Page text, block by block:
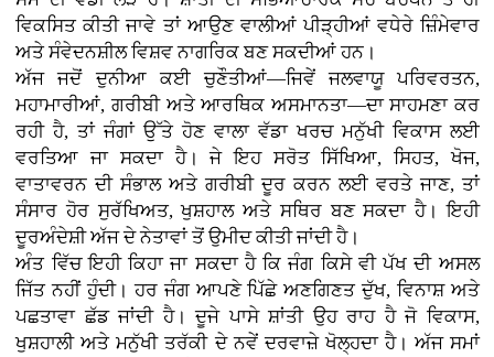
ਵਿਕਸਿਤ ਕੀਤੀ ਜਾਵੇ ਤਾਂ ਆਉਣ ਵਾਲੀਆਂ ਪੀੜ੍ਹੀਆਂ ਵਧੇਰੇ ਜ਼ਿੰਮੇਵਾਰ
ਅਤੇ ਸੰਵੇਦਨਸ਼ੀਲ ਵਿਸ਼ਵ ਨਾਗਰਿਕ ਬਣ ਸਕਦੀਆਂ ਹਨ।
ਅੱਜ ਜਦੋਂ ਦੁਨੀਆ ਕਈ ਚੁਣੌਤੀਆਂ—ਜਿਵੇਂ ਜਲਵਾਯੂ ਪਰਿਵਰਤਨ,
ਮਹਾਮਾਰੀਆਂ, ਗਰੀਬੀ ਅਤੇ ਆਰਥਿਕ ਅਸਮਾਨਤਾ—ਦਾ ਸਾਹਮਣਾ ਕਰ
ਰਹੀ ਹੈ, ਤਾਂ ਜੰਗਾਂ ਉੱਤੇ ਹੋਣ ਵਾਲਾ ਵੱਡਾ ਖਰਚ ਮਨੁੱਖੀ ਵਿਕਾਸ ਲਈ
ਵਰਤਿਆ ਜਾ ਸਕਦਾ ਹੈ। ਜੇ ਇਹ ਸਰੋਤ ਸਿੱਖਿਆ, ਸਿਹਤ, ਖੋਜ,
ਵਾਤਾਵਰਨ ਦੀ ਸੰਭਾਲ ਅਤੇ ਗਰੀਬੀ ਦੂਰ ਕਰਨ ਲਈ ਵਰਤੇ ਜਾਣ, ਤਾਂ
ਸੰਸਾਰ ਹੋਰ ਸੁਰੱਖਿਅਤ, ਖੁਸ਼ਹਾਲ ਅਤੇ ਸਥਿਰ ਬਣ ਸਕਦਾ ਹੈ। ਇਹੀ
ਦੂਰਅੰਦੇਸ਼ੀ ਅੱਜ ਦੇ ਨੇਤਾਵਾਂ ਤੋਂ ਉਮੀਦ ਕੀਤੀ ਜਾਂਦੀ ਹੈ।
ਅੰਤ ਵਿੱਚ ਇਹੀ ਕਿਹਾ ਜਾ ਸਕਦਾ ਹੈ ਕਿ ਜੰਗ ਕਿਸੇ ਵੀ ਪੱਖ ਦੀ ਅਸਲ
ਜਿੱਤ ਨਹੀਂ ਹੁੰਦੀ। ਹਰ ਜੰਗ ਆਪਣੇ ਪਿੱਛੇ ਅਣਗਿਣਤ ਦੁੱਖ, ਵਿਨਾਸ਼ ਅਤੇ
ਪਛਤਾਵਾ ਛੱਡ ਜਾਂਦੀ ਹੈ। ਦੂਜੇ ਪਾਸੇ ਸ਼ਾਂਤੀ ਉਹ ਰਾਹ ਹੈ ਜੋ ਵਿਕਾਸ,
ਖੁਸ਼ਹਾਲੀ ਅਤੇ ਮਨੁੱਖੀ ਤਰੱਕੀ ਦੇ ਨਵੇਂ ਦਰਵਾਜ਼ੇ ਖੋਲ੍ਹਦਾ ਹੈ। ਅੱਜ ਸਮਾਂ